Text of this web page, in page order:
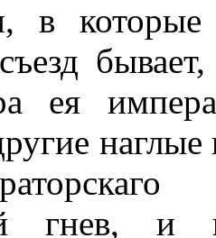
в которые
ея
гнев, и